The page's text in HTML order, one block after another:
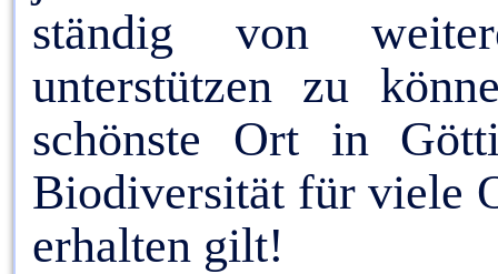
ständig von
unterstützen zu
schönste Ort in
Biodiversität für viele
erhalten gilt!